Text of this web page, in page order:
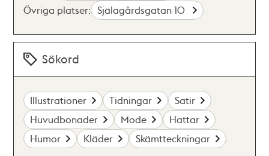
Övriga platser: Själagårdsgatan 10
Sökord
Illustrationer Tidningar
Satir
Huvudbonader
Mode
Hattar
Humor
Kläder Skämtteckningar